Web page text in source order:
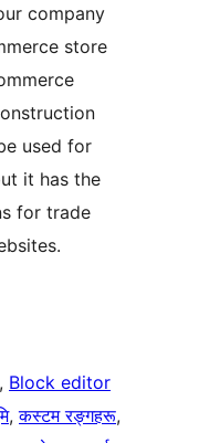
company
store
used for
it has the
for trade
, Block editor
, कस्टम रङ्गहरू